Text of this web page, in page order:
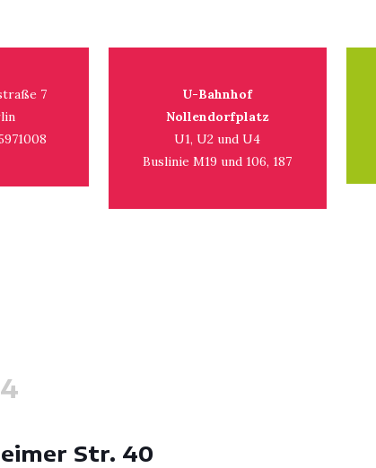
7
U-Bahnhof
Nollendorfplatz
U1, U2 und U4
Buslinie M19 und 106, 187
Str. 40